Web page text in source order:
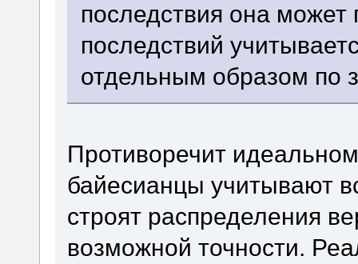
последствия она
последствий
отдельным образом по
Противоречит
байесианцы учитывают
строят распределения
возможной точности.